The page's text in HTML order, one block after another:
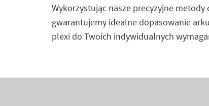
Wykorzystując nasze precyzyjne metody
gwarantujemy idealne dopasowanie
plexi do Twoich indywidualnych